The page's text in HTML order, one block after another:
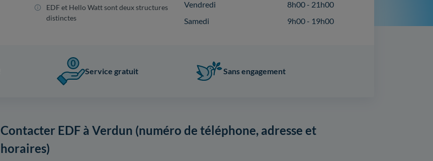
EDF et Hello Watt sont deux structures
distinctes
Vendredi
8h00 - 21h00
Samedi
9h00 - 19h00
Service gratuit Sans engagement
Contacter EDF à Verdun (numéro de téléphone, adresse et
horaires)